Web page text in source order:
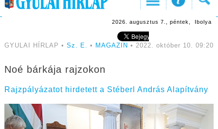
2026. augusztus 7., péntek, Ibolya
GYULAI HÍRLAP • Sz. E. • MAGAZIN • 2022. október 10. 09:20
Noé bárkája rajzokon
Rajzpályázatot hirdetett a Stéberl András Alapítvány